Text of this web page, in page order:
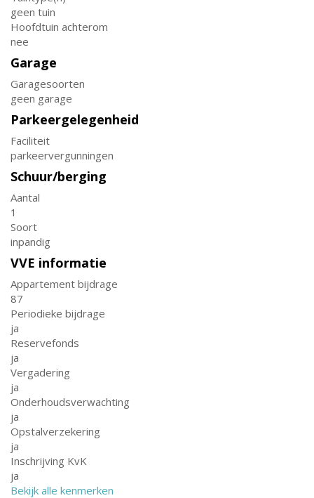
geen tuin
Hoofdtuin achterom
nee
Garage
Garagesoorten
geen garage
Parkeergelegenheid
Faciliteit
parkeervergunningen
Schuur/berging
Aantal
1
Soort
inpandig
VVE informatie
Appartement bijdrage
87
Periodieke bijdrage
ja
Reservefonds
ja
Vergadering
ja
Onderhoudsverwachting
ja
Opstalverzekering
ja
Inschrijving KvK
ja
Bekijk alle kenmerken